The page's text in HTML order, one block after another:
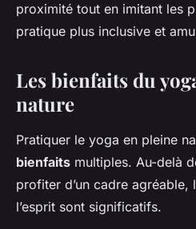
proximité tout en imitant les
pratique plus inclusive et
Les bienfaits du
nature
Pratiquer le yoga en pleine
bienfaits multiples. Au-delà
profiter d’un cadre agréable,
l’esprit sont significatifs.